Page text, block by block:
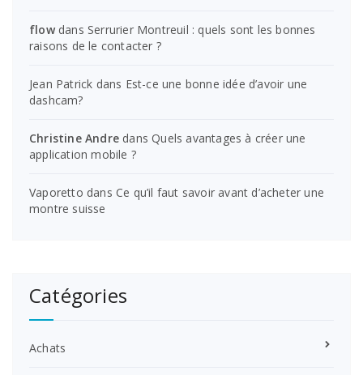
flowdans Serrurier Montreuil : quels sont les bonnes
raisons de le contacter ?
Jean Patrick dans Est-ce une bonne idée d’avoir une
dashcam?
Christine Andre dansQuels avantages à créer une
application mobile ?
Vaporetto dansCe qu’il faut savoir avant d’acheter une
montre suisse
Catégories
Achats